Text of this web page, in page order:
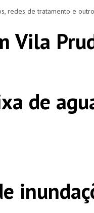
redes de tratamento e
Vila
de